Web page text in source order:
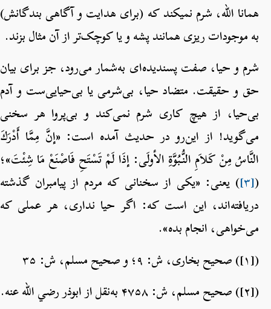
همانا الله، شرم نمی­کند که (برای هدایت و آگاهی بندگانش)
به موجودات ریزی همانند پشه و یا کوچک‌تر از آن مثال بزند.
شرم و حیا، صفت پسندیده‌ای به‌شمار می‌رود، جز برای بیان
حق و حقیقت. متضاد حیا، بی‌شرمی یا بی‌حیایی‌ست و آدم
بی‌حیا، از هیچ کاری شرم نمی‌کند و بی‌پروا هر سخنی
می‌گوید! از این‌رو در حدیث آمده است: «إنَّ مِمَّا أَدْرَكَ
النَّاسُ مِنْ كَلاَمِ النُّبُوَّةِ الأولَى: إذَا لَمْ تَسْتَحِ فَاصْنَعْ مَا شِئْتَ»؛
) یعنی: «یکی از سخنانی که مردم از پیامبران گذشته
دریافته‌اند، این است که: اگر حیا نداری، هر عملی که
می‌خواهی، انجام بده».